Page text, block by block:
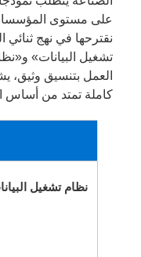
على مستوى
نقترحها في نهج
تشغيل البيانات»
العمل بتنسيق وثيق،
كاملة تمتد من أساس
نظام تشغيل